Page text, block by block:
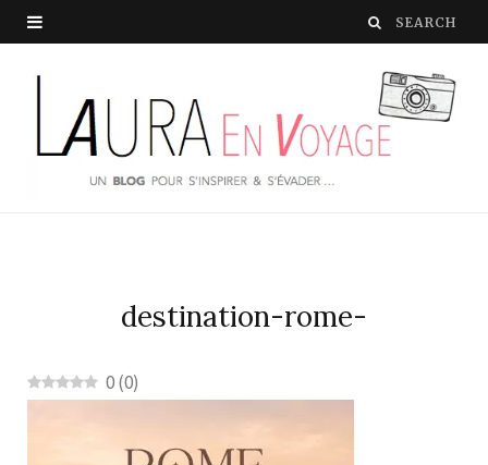
destination-rome-
0(0)